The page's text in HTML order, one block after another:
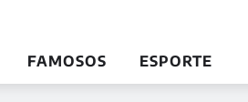
FAMOSOS ESPORTE